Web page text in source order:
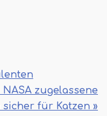
NASA zugelassene
für Katzen »